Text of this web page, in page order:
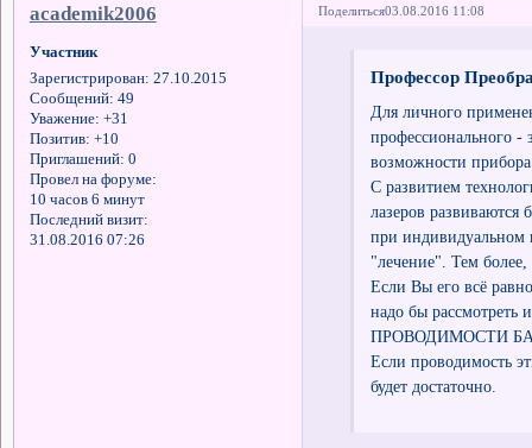
Поделиться03.08.2016 11:08
academik2006
Участник
Зарегистрирован: 27.10.2015
Сообщений: 49
Уважение: +31
Позитив: +10
Приглашений: 0
Провел на форуме:
10 часов 6 минут
Последний визит:
31.08.2016 07:26
Профессор
Для личного
профессионального -
возможности
С развитием
лазеров развиваются
при индивидуальном
"лечение". Тем
Если Вы его всё
надо бы
ПРОВОДИМОСТИ
Если проводимость
будет достаточно.